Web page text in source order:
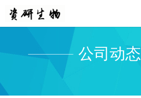
公司动态